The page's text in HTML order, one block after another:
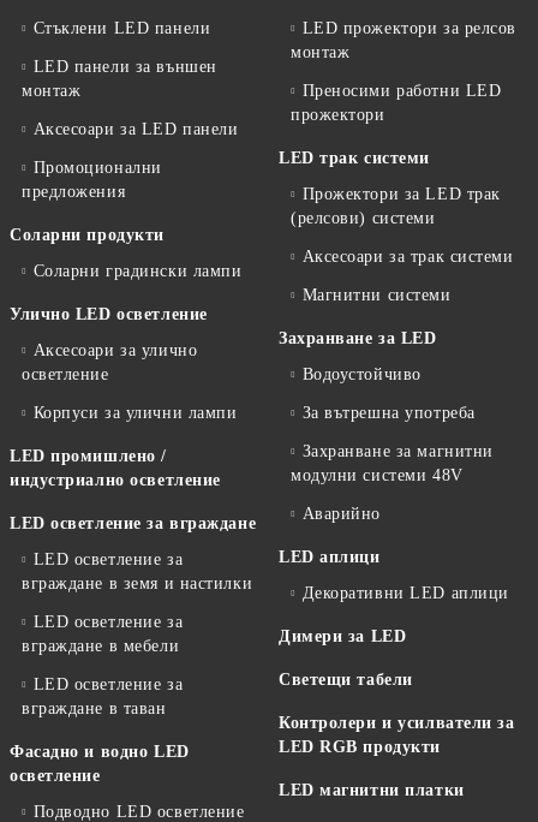
Стъклени LED панели
LED панели за външен
монтаж
Аксесоари за LED панели
Промоционални
предложения
Соларни продукти
Соларни градински лампи
Улично LED осветление
Аксесоари за улично
осветление
Корпуси за улични лампи
LED промишлено /
индустриално осветление
LED осветление за вграждане
LED осветление за
вграждане в земя и настилки
LED осветление за
вграждане в мебели
LED осветление за
вграждане в таван
Фасадно и водно LED
осветление
Подводно LED осветление
LED прожектори за релсов
монтаж
Преносими работни LED
прожектори
LED трак системи
Прожектори за LED трак
(релсови) системи
Аксесоари за трак системи
Магнитни системи
Захранване за LED
Водоустойчиво
За вътрешна употреба
Захранване за магнитни
модулни системи 48V
Аварийно
LED аплици
Декоративни LED аплици
Димери за LED
Светещи табели
Контролери и усилватели за
LED RGB продукти
LED магнитни платки